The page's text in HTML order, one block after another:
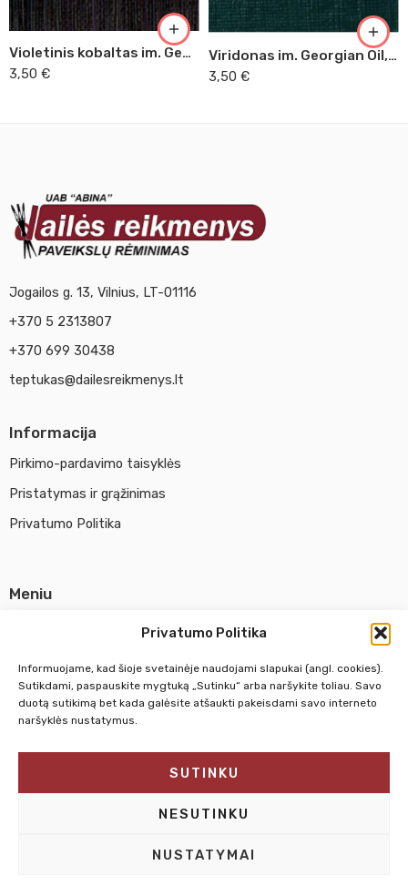
Privatumo Politika
Informuojame, kad šioje svetainėje naudojami slapukai (angl. cookies).
Sutikdami, paspauskite mygtuką „Sutinku“ arba naršykite toliau. Savo
duotą sutikimą bet kada galėsite atšaukti pakeisdami savo interneto
naršyklės nustatymus.
SUTINKU
NESUTINKU
NUSTATYMAI
Violetinis kobaltas im. Georgian Oil, 38ml (406)
3,50 €
Viridonas im. Georgian Oil, 38ml (382)
3,50 €
Jogailos g. 13, Vilnius, LT-01116
+370 5 2313807
+370 699 30438
teptukas@dailesreikmenys.lt
Informacija
Pirkimo-pardavimo taisyklės
Pristatymas ir grąžinimas
Privatumo Politika
Meniu
Susisiekti su mumis